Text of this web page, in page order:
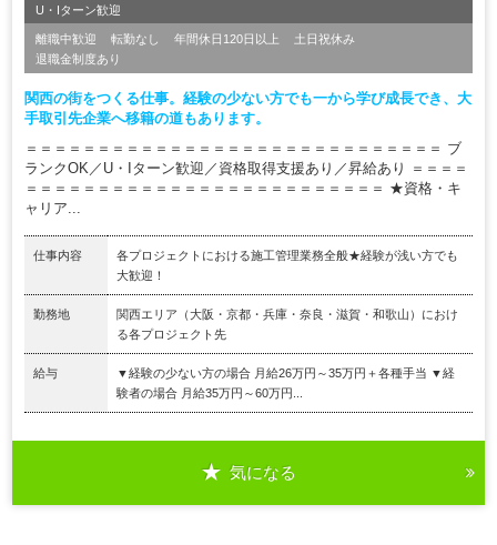
U・Iターン歓迎
離職中歓迎 転勤なし 年間休日120日以上
土日祝休み
退職金制度あり
関西の街をつくる仕事。経験の少ない方でも一から学び成長でき、大
手取引先企業へ移籍の道もあります。
＝＝＝＝＝＝＝＝＝＝＝＝＝＝＝＝＝＝＝＝＝＝＝＝＝＝＝＝＝ ブ
ランクOK／U・Iターン歓迎／資格取得支援あり／昇給あり ＝＝＝＝
＝＝＝＝＝＝＝＝＝＝＝＝＝＝＝＝＝＝＝＝＝＝＝＝＝ ★資格・キ
ャリア...
仕事内容
各プロジェクトにおける施工管理業務全般★経験が浅い方でも
大歓迎！
勤務地
関西エリア（大阪・京都・兵庫・奈良・滋賀・和歌山）におけ
る各プロジェクト先
給与
▼経験の少ない方の場合 月給26万円～35万円＋各種手当 ▼経
験者の場合 月給35万円～60万円...
気になる